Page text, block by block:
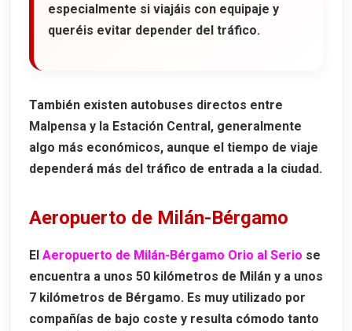
especialmente si viajáis con equipaje y
queréis evitar depender del tráfico.
También existen autobuses directos entre
Malpensa y la Estación Central, generalmente
algo más económicos, aunque el tiempo de viaje
dependerá más del tráfico de entrada a la ciudad.
Aeropuerto de Milán-Bérgamo
El Aeropuerto de Milán-Bérgamo Orio al Serio se
encuentra a unos 50 kilómetros de Milán y a unos
7 kilómetros de Bérgamo. Es muy utilizado por
compañías de bajo coste y resulta cómodo tanto